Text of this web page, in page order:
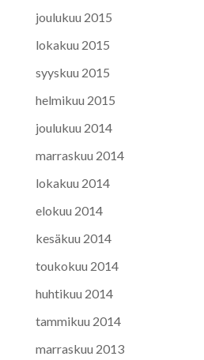
joulukuu 2015
lokakuu 2015
syyskuu 2015
helmikuu 2015
joulukuu 2014
marraskuu 2014
lokakuu 2014
elokuu 2014
kesäkuu 2014
toukokuu 2014
huhtikuu 2014
tammikuu 2014
marraskuu 2013